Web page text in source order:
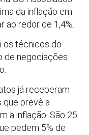
da inflação em
ao redor de 1,4%.
os técnicos do
de negociações
já receberam
que prevê a
a inflação. São 25
pedem 5% de